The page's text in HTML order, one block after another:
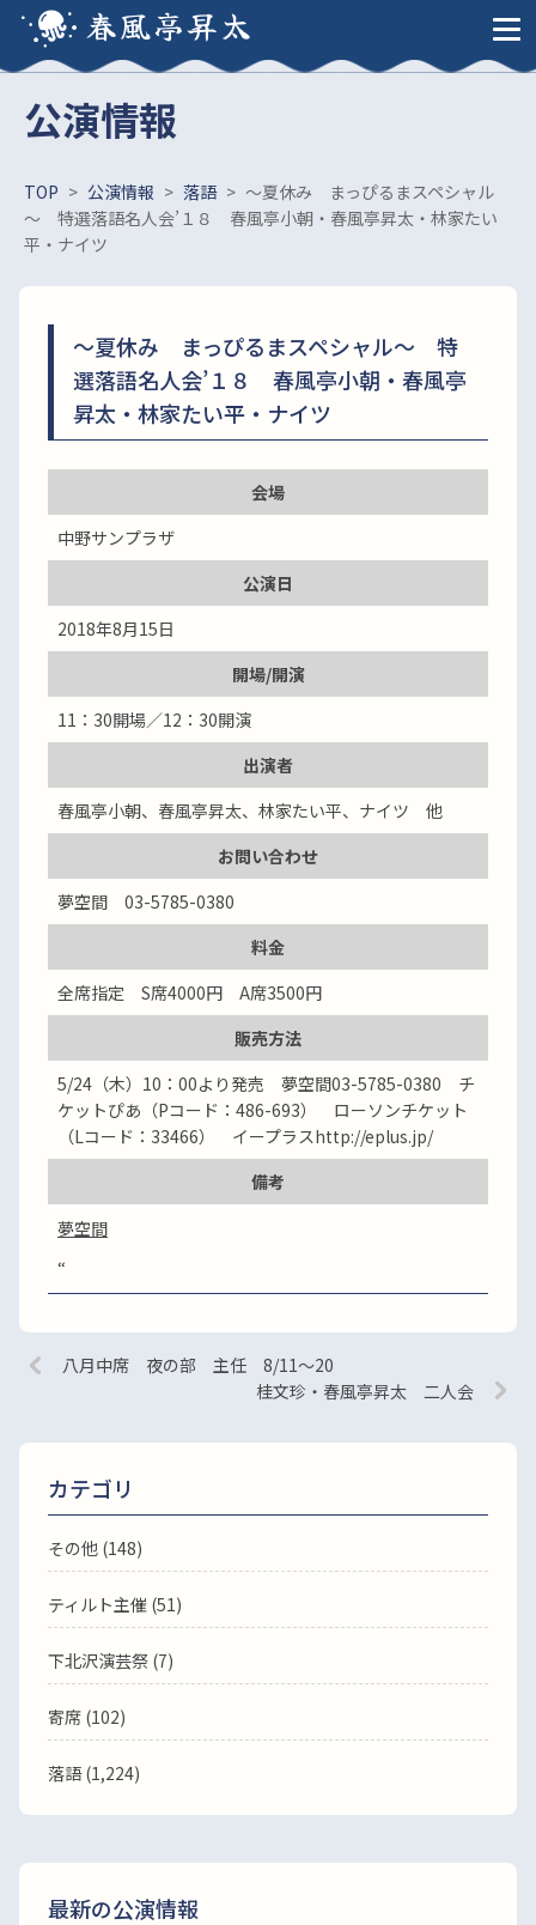
春風亭昇太
公演情報
TOP > 公演情報 > 落語 > ～夏休み まっぴるまスペシャル
～ 特選落語名人会’１８ 春風亭小朝・春風亭昇太・林家たい
平・ナイツ
～夏休み まっぴるまスペシャル～ 特
選落語名人会’１８ 春風亭小朝・春風亭
昇太・林家たい平・ナイツ
会場
中野サンプラザ
公演日
2018年8月15日
開場/開演
11：30開場／12：30開演
出演者
春風亭小朝、春風亭昇太、林家たい平、ナイツ 他
お問い合わせ
夢空間 03-5785-0380
料金
全席指定 S席4000円 A席3500円
販売方法
5/24（木）10：00より発売 夢空間03-5785-0380 チ
ケットぴあ（Pコード：486-693） ローソンチケット
（Lコード：33466） イープラスhttp://eplus.jp/
備考
夢空間
“
八月中席 夜の部 主任 8/11～20
桂文珍・春風亭昇太 二人会
カテゴリ
その他 (148)
ティルト主催 (51)
下北沢演芸祭 (7)
寄席 (102)
落語(1,224)
最新の公演情報